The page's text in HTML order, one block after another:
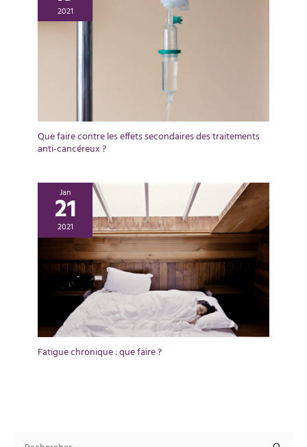
2021
Que faire contre les effets secondaires des traitements
anti-cancéreux ?
Jan
21
2021
Fatigue chronique : que faire ?